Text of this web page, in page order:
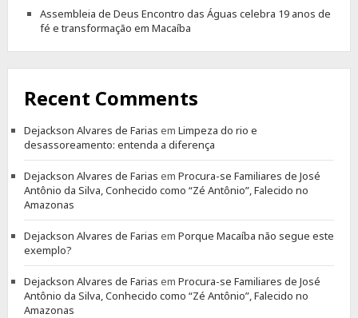
Assembleia de Deus Encontro das Águas celebra 19 anos de
fé e transformação em Macaíba
Recent Comments
Dejackson Alvares de Farias em Limpeza do rio e
desassoreamento: entenda a diferença
Dejackson Alvares de Farias em Procura-se Familiares de José
Antônio da Silva, Conhecido como “Zé Antônio”, Falecido no
Amazonas
Dejackson Alvares de Farias em Porque Macaíba não segue este
exemplo?
Dejackson Alvares de Farias em Procura-se Familiares de José
Antônio da Silva, Conhecido como “Zé Antônio”, Falecido no
Amazonas